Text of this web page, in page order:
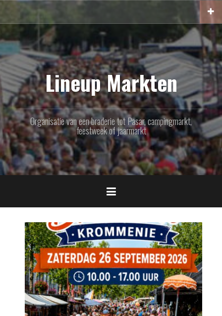
inhoud
springen
Lineup Markten
Organisatie van een braderie tot Pasar, campingmarkt,
feestweek of jaarmarkt